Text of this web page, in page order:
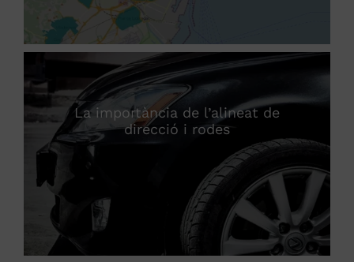
La importància de l’alineat de
direcció i rodes